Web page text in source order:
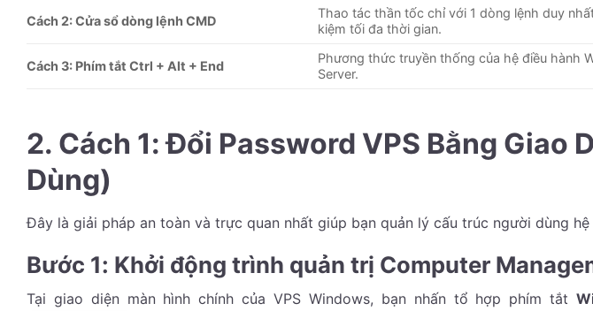
Cách 2: Cửa sổ dòng lệnh CMD
Thao tác thần tốc chỉ với 1 dòng lệnh duy
kiệm tối đa thời gian.
Cách 3: Phím tắt Ctrl + Alt + End
Phương thức truyền thống của hệ điều hành
Server.
2. Cách 1: Đổi Password VPS Bằng
Dùng)
Đây là giải pháp an toàn và trực quan nhất giúp bạn quản lý cấu trúc người dùng
Bước 1: Khởi động trình quản trị Computer
Tại giao diện màn hình chính của VPS Windows, bạn nhấn tổ hợp phím tắt